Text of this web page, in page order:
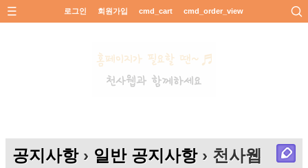
로그인 회원가입 cmd_cart cmd_order_view
공지사항› 일반 공지사항› 천사웹